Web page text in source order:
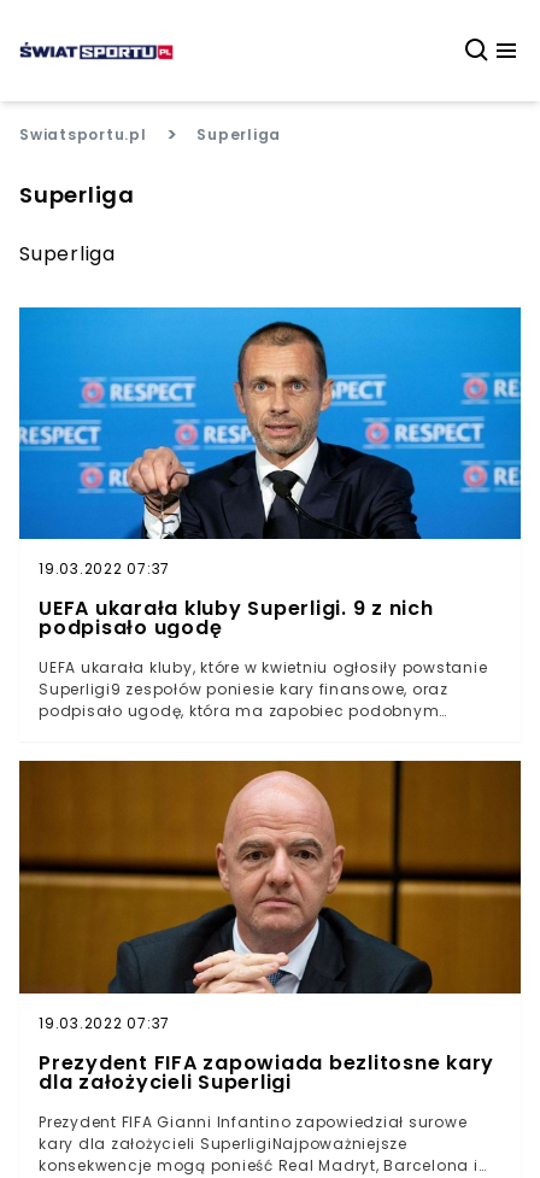
Swiatsportu.pl > Superliga
Superliga
Superliga
19.03.2022 07:37
UEFA ukarała kluby Superligi. 9 z nich
podpisało ugodę
UEFA ukarała kluby, które w kwietniu ogłosiły powstanie
Superligi9 zespołów poniesie kary finansowe, oraz
podpisało ugodę, która ma zapobiec podobnym
DyscyplinarnąUEFA tak jak zapowiedziała, podjęła
działania wobec dwunastu klubów, które w połowie
kwietnia ogłosiły powstanie Superligi. Projekt upadł
zaledwie po trzech dniach, ale konsekwencje swoich
działań zespoły dopiero odczują.W piątek w godzinach
popołudniowych UEFA poinformowała, że dziewięć
klubów podpisało z nią ugodę. Chodzi o Manchester
City, Manchester United, Liverpool FC, Tottenham,
Chelsea FC, Arsenal FC, Atletico Madryt, Inter Mediolan i
AC Milan.
19.03.2022 07:37
Prezydent FIFA zapowiada bezlitosne kary
dla założycieli Superligi
Prezydent FIFA Gianni Infantino zapowiedział surowe
kary dla założycieli SuperligiNajpoważniejsze
konsekwencje mogą ponieść Real Madryt, Barcelona i